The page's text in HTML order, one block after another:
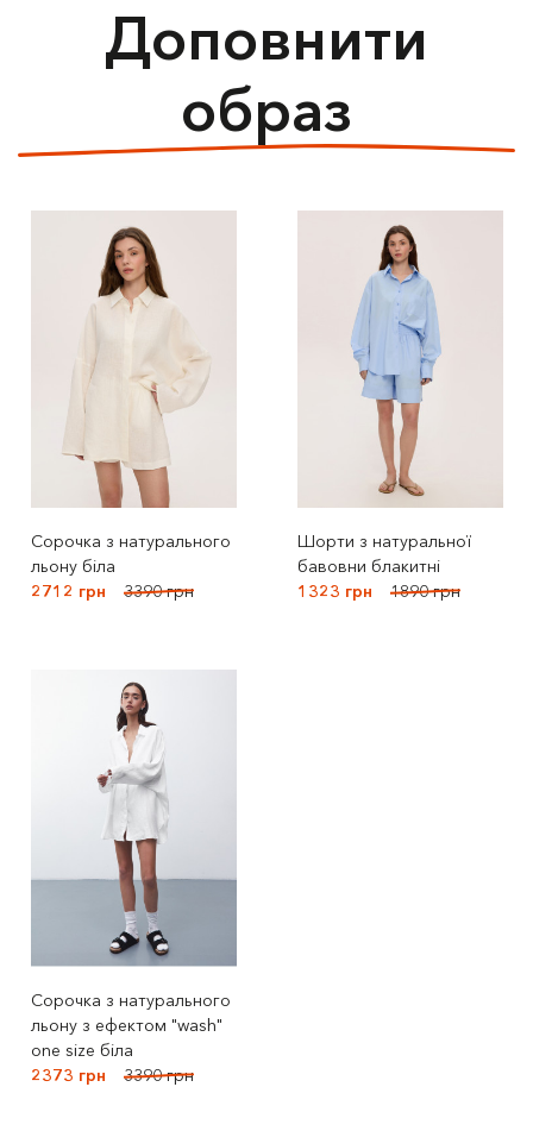
Доповнити
образ
Сорочка з натурального
льону біла
2712 грн
3390 грн
Шорти з натуральної
бавовни блакитні
1323 грн
1890 грн
Сорочка з натурального
льону з ефектом "wash"
one size біла
2373 грн
3390 грн